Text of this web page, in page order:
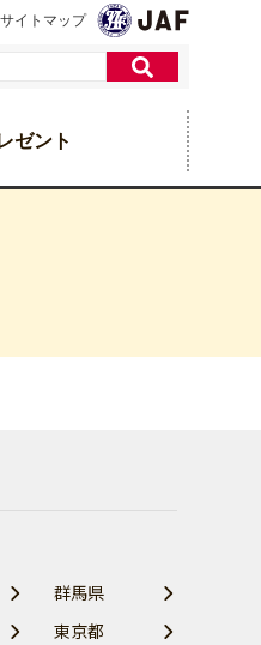
サイトマップ
ゼント
群馬県
東京都